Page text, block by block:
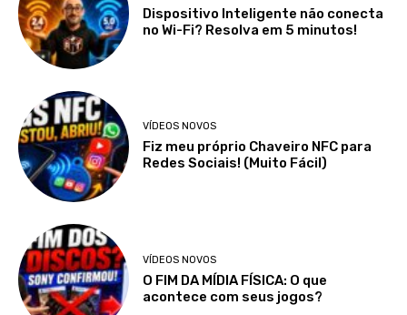
Dispositivo Inteligente não conecta
no Wi-Fi? Resolva em 5 minutos!
VÍDEOS NOVOS
Fiz meu próprio Chaveiro NFC para
Redes Sociais! (Muito Fácil)
VÍDEOS NOVOS
O FIM DA MÍDIA FÍSICA: O que
acontece com seus jogos?